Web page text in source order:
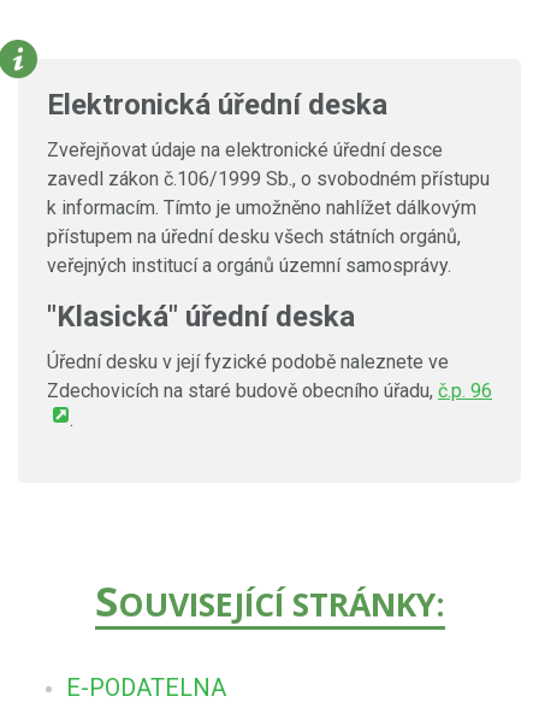
Elektronická úřední deska
Zveřejňovat údaje na elektronické úřední desce
zavedl zákon č.106/1999 Sb., o svobodném přístupu
k informacím. Tímto je umožněno nahlížet dálkovým
přístupem na úřední desku všech státních orgánů,
veřejných institucí a orgánů územní samosprávy.
"Klasická" úřední deska
Úřední desku v její fyzické podobě naleznete ve
Zdechovicích na staré budově obecního úřadu, č.p. 96
.
SOUVISEJÍCÍ STRÁNKY:
E-PODATELNA